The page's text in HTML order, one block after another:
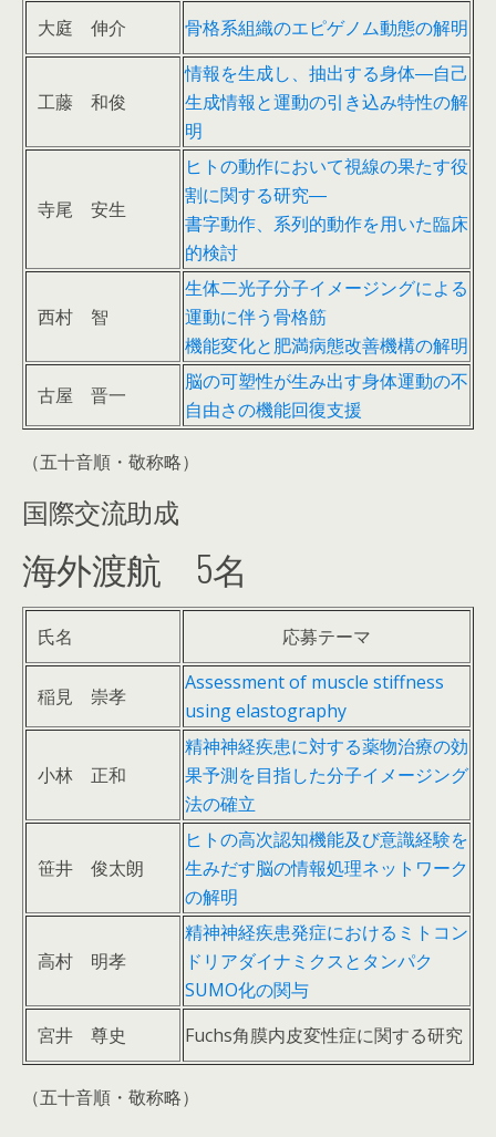
大庭 伸介 骨格系組織のエピゲノム動態の解明
工藤 和俊
情報を生成し、抽出する身体―自己
生成情報と運動の引き込み特性の解
明
寺尾 安生
ヒトの動作において視線の果たす役
割に関する研究―
書字動作、系列的動作を用いた臨床
的検討
西村 智
生体二光子分子イメージングによる
運動に伴う骨格筋
機能変化と肥満病態改善機構の解明
古屋 晋一
脳の可塑性が生み出す身体運動の不
自由さの機能回復支援
（五十音順・敬称略）
国際交流助成
海外渡航 5名
氏名 応募テーマ
稲見 崇孝
Assessment of muscle stiffness
using elastography
小林 正和
精神神経疾患に対する薬物治療の効
果予測を目指した分子イメージング
法の確立
笹井 俊太朗
ヒトの高次認知機能及び意識経験を
生みだす脳の情報処理ネットワーク
の解明
高村 明孝
精神神経疾患発症におけるミトコン
ドリアダイナミクスとタンパク
SUMO化の関与
宮井 尊史
Fuchs角膜内皮変性症に関する研究
（五十音順・敬称略）